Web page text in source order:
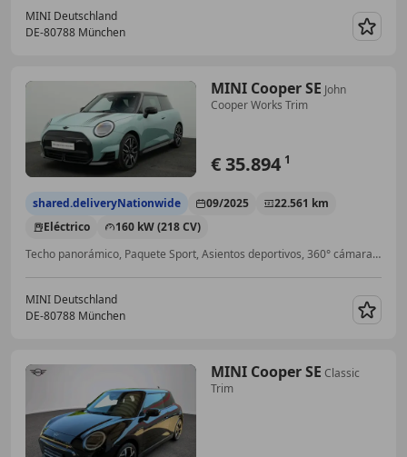
MINI Deutschland
DE-80788 München
MINI Cooper SE John
Cooper Works Trim
€ 35.894 1
shared.deliveryNationwide 09/2025
22.561 km
Eléctrico
160 kW (218 CV)
Techo panorámico, Paquete Sport, Asientos deportivos, 360° cámara, Pantalla frontal, Navegador, Volante calefactable, Isofix
MINI Deutschland
DE-80788 München
MINI Cooper SE Classic
Trim